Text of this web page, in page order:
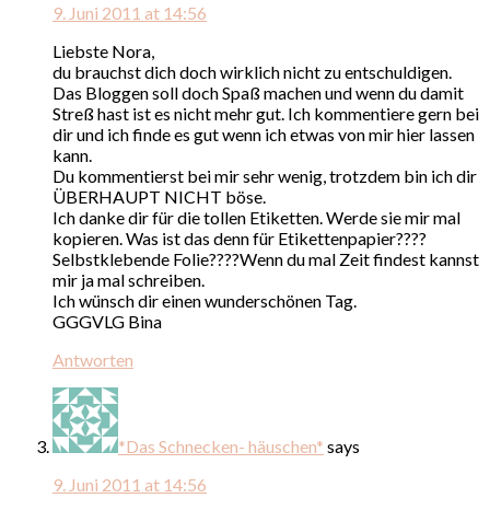
9. Juni 2011 at 14:56
Liebste Nora,
du brauchst dich doch wirklich nicht zu entschuldigen.
Das Bloggen soll doch Spaß machen und wenn du damit
Streß hast ist es nicht mehr gut. Ich kommentiere gern bei
dir und ich finde es gut wenn ich etwas von mir hier lassen
kann.
Du kommentierst bei mir sehr wenig, trotzdem bin ich dir
ÜBERHAUPT NICHT böse.
Ich danke dir für die tollen Etiketten. Werde sie mir mal
kopieren. Was ist das denn für Etikettenpapier????
Selbstklebende Folie????Wenn du mal Zeit findest kannst
mir ja mal schreiben.
Ich wünsch dir einen wunderschönen Tag.
GGGVLG Bina
Antworten
*Das Schnecken- häuschen* says
9. Juni 2011 at 14:56